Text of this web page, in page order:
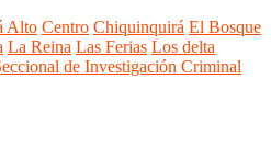
Alto Centro Chiquinquirá El Bosque
La Reina Las Ferias Los delta
de Investigación Criminal